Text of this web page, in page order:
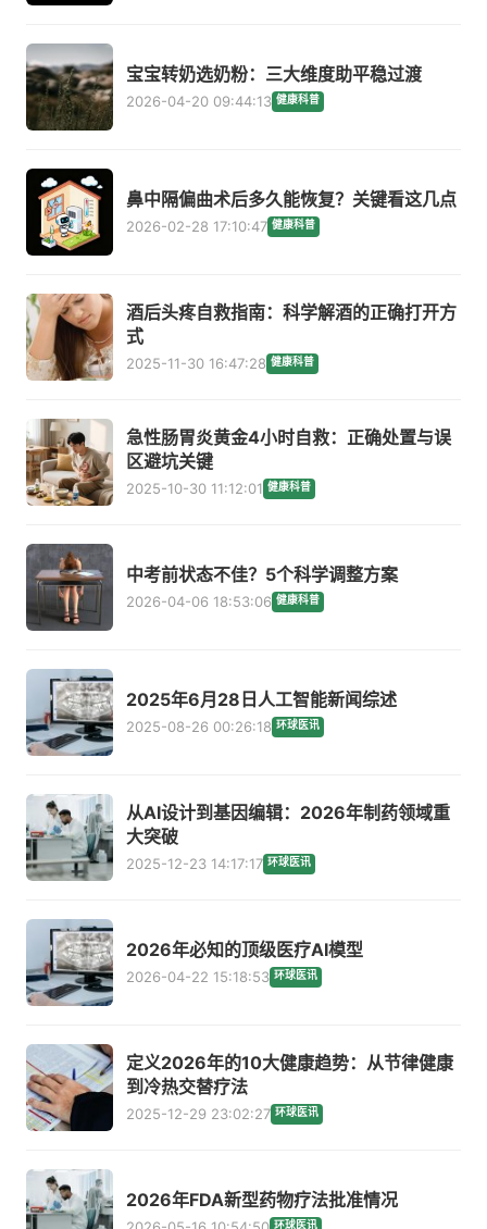
宝宝转奶选奶粉：三大维度助平稳过渡
2026-04-20 09:44:13 健康科普
鼻中隔偏曲术后多久能恢复？关键看这几点
2026-02-28 17:10:47 健康科普
酒后头疼自救指南：科学解酒的正确打开方
式
2025-11-30 16:47:28 健康科普
急性肠胃炎黄金4小时自救：正确处置与误
区避坑关键
2025-10-30 11:12:01 健康科普
中考前状态不佳？5个科学调整方案
2026-04-06 18:53:06 健康科普
2025年6月28日人工智能新闻综述
2025-08-26 00:26:18 环球医讯
从AI设计到基因编辑：2026年制药领域重
大突破
2025-12-23 14:17:17 环球医讯
2026年必知的顶级医疗AI模型
2026-04-22 15:18:53 环球医讯
定义2026年的10大健康趋势：从节律健康
到冷热交替疗法
2025-12-29 23:02:27 环球医讯
2026年FDA新型药物疗法批准情况
环球医讯